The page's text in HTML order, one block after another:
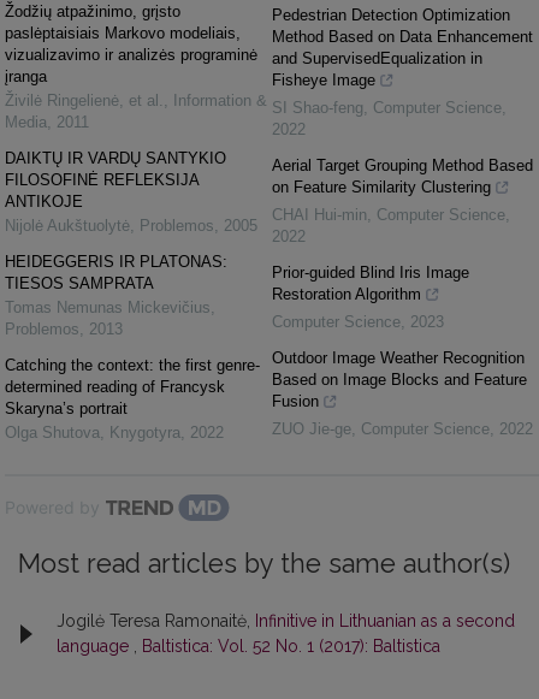
Žodžių atpažinimo, grįsto
paslėptaisiais Markovo modeliais,
vizualizavimo ir analizės programinė
įranga
Živilė Ringelienė, et al.
Information &
Media
2011
DAIKTŲ IR VARDŲ SANTYKIO
FILOSOFINĖ REFLEKSIJA
ANTIKOJE
Nijolė Aukštuolytė
Problemos
2005
HEIDEGGERIS IR PLATONAS:
TIESOS SAMPRATA
Tomas Nemunas Mickevičius
Problemos
2013
Catching the context: the first genre-
determined reading of Francysk
Skaryna’s portrait
Olga Shutova
Knygotyra 2022
Pedestrian Detection Optimization
Method Based on Data Enhancement
and SupervisedEqualization in
Fisheye Image
SI Shao-feng
Computer Science
2022
Aerial Target Grouping Method Based
on Feature Similarity Clustering
CHAI Hui-min
Computer Science
2022
Prior-guided Blind Iris Image
Restoration Algorithm
Computer Science 2023
Outdoor Image Weather Recognition
Based on Image Blocks and Feature
Fusion
ZUO Jie-ge Computer Science 2022
Powered by
Most read articles by the same author(s)
Jogilė Teresa Ramonaitė,
Infinitive in Lithuanian as a second
language
Baltistica: Vol. 52 No. 1 (2017): Baltistica